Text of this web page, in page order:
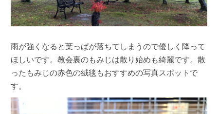
雨が強くなると葉っぱが落ちてしまうので優しく降って
ほしいです。教会裏のもみじは散り始めも綺麗です。散
ったもみじの赤色の絨毯もおすすめの写真スポットで
す。